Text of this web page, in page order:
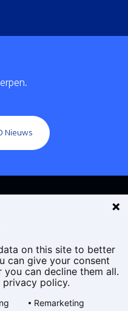
Nieuws
on this site to better
can give your consent
can decline them all.
privacy policy.
Remarketing